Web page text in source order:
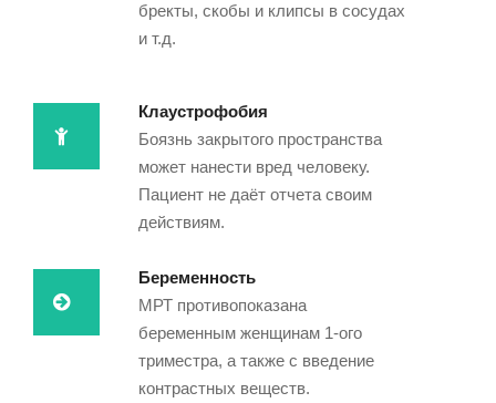
бректы, скобы и клипсы в сосудах
и т.д.
Клаустрофобия
Боязнь закрытого пространства
может нанести вред человеку.
Пациент не даёт отчета своим
действиям.
Беременность
МРТ противопоказана
беременным женщинам 1-ого
триместра, а также с введение
контрастных веществ.